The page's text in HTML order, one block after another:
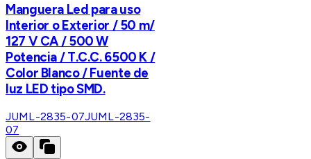
Manguera Led para uso
Interior o Exterior / 50 m/
127 V CA / 500 W
Potencia / T.C.C. 6500 K /
Color Blanco / Fuente de
luz LED tipo SMD.
JUML-2835-07JUML-2835-
07